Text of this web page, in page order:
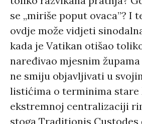
se „miriše poput ovaca”? I
ovdje može vidjeti
kada je Vatikan otišao
naređivao mjesnim
ne smiju objavljivati ​​u
listićima o terminima stare
ekstremnoj centralizaciji
stoga Traditionis Custodes